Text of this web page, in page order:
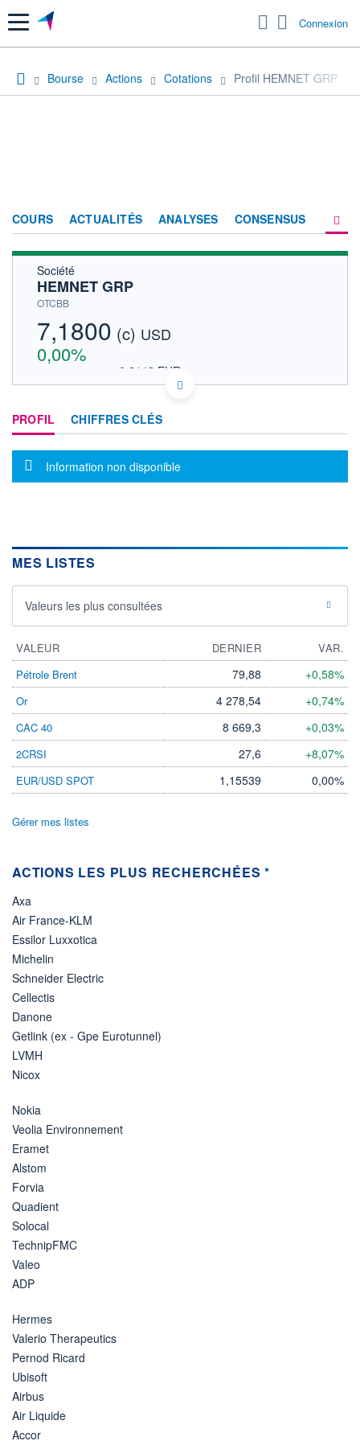
Menu Connexion
Bourse Actions Cotations Profil HEMNET GRP
COURS ACTUALITÉS ANALYSES CONSENSUS
Société
HEMNET GRP
OTCBB
7,1800 (c) USD
0,00%
6,2143 EUR
DONNÉES TEMPS DIFFÉRÉ
Politique d'exécution
OUVERTURE
0,0000 7,1800
629 MUSD
LIMITE À LA
BAISSE HAUSSE
RENDEMENT
ESTIMÉ 2026
-
PER ESTIMÉ
-
DERNIER
25.06.26 / 20:07:43
Non éligible
Boursobank
PROFIL CHIFFRES CLÉS
Message d'information
Information non disponible
MES LISTES
Valeurs les plus consultées
VALEUR DERNIER
VAR.
Pétrole Brent
79,88 +0,58%
Or 4 278,54 +0,74%
CAC 40 8 669,3 +0,03%
2CRSI 27,6 +8,07%
EUR/USD SPOT 1,15539 0,00%
Gérer mes listes
ACTIONS LES PLUS RECHERCHÉES *
Axa
Air France-KLM
Essilor Luxxotica
Michelin
Schneider Electric
Cellectis
Danone
Getlink (ex - Gpe Eurotunnel)
LVMH
Nicox
Nokia
Veolia Environnement
Eramet
Alstom
Forvia
Quadient
Solocal
TechnipFMC
Valeo
ADP
Hermes
Valerio Therapeutics
Pernod Ricard
Ubisoft
Airbus
Air Liquide
Accor